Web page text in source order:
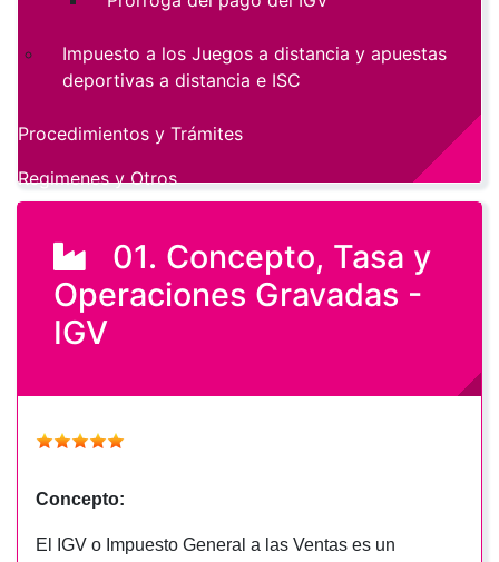
01. Concepto, Tasa y
Operaciones Gravadas -
IGV
Concepto:
El IGV o Impuesto General a las Ventas es un
Impuesto a los Juegos a distancia y apuestas
deportivas a distancia e ISC
Procedimientos y Trámites
Regimenes y Otros